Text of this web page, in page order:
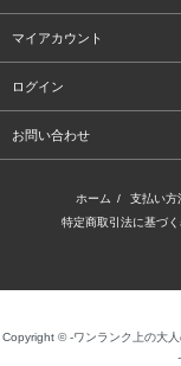
マイアカウント
ログイン
お問い合わせ
ホーム / 支払い方
特定商取引法に基づ
Copyright © -ワンランク上の大